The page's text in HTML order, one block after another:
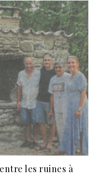
les ruines à